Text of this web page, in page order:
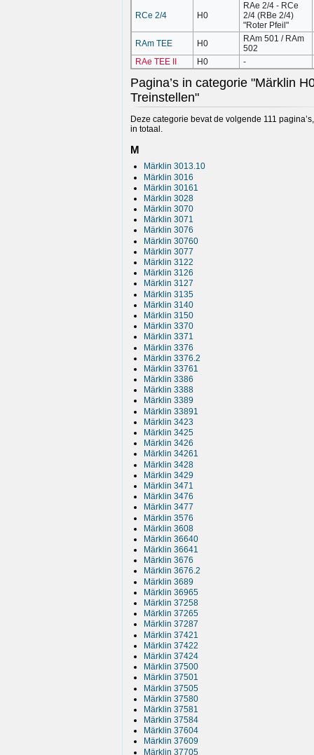
RCe 2/4 H0
RAe 2/4 - RCe
2/4 (RBe 2/4)
"Roter Pfeil"
RAm TEE
H0
RAm 501 / RAm
502
RAe TEE II
H0 -
Pagina’s in categorie "Märklin
Treinstellen"
Deze categorie bevat de volgende 111
in totaal.
M
Märklin 3013.10
Märklin 3016
Märklin 30161
Märklin 3028
Märklin 3070
Märklin 3071
Märklin 3076
Märklin 30760
Märklin 3077
Märklin 3122
Märklin 3126
Märklin 3127
Märklin 3135
Märklin 3140
Märklin 3150
Märklin 3370
Märklin 3371
Märklin 3376
Märklin 3376.2
Märklin 33761
Märklin 3386
Märklin 3388
Märklin 3389
Märklin 33891
Märklin 3423
Märklin 3425
Märklin 3426
Märklin 34261
Märklin 3428
Märklin 3429
Märklin 3471
Märklin 3476
Märklin 3477
Märklin 3576
Märklin 3608
Märklin 36640
Märklin 36641
Märklin 3676
Märklin 3676.2
Märklin 3689
Märklin 36965
Märklin 37258
Märklin 37265
Märklin 37287
Märklin 37421
Märklin 37422
Märklin 37424
Märklin 37500
Märklin 37501
Märklin 37505
Märklin 37580
Märklin 37581
Märklin 37584
Märklin 37604
Märklin 37609
Märklin 37705